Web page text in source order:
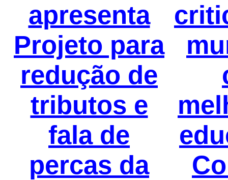
apresenta
Projeto para
redução de
tributos e
fala de
percas da